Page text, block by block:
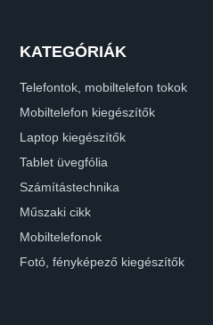
KATEGÓRIÁK
Telefontok, mobiltelefon tokok
Mobiltelefon kiegészítők
Laptop kiegészítők
Tablet üvegfólia
Számítástechnika
Műszaki cikk
Mobiltelefonok
Fotó, fényképező kiegészítők